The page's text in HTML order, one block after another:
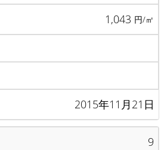
1,043 円/㎡
2015年11月21日
9